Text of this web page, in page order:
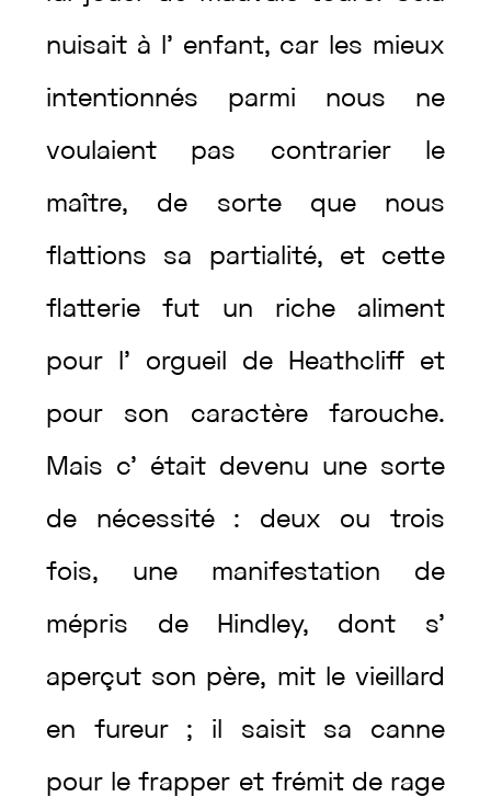
nuisait à l’ enfant, car les mieux
intentionnés parmi nous ne
voulaient pas contrarier le
maître, de sorte que nous
flattions sa partialité, et cette
flatteriefut un riche aliment
pour l’ orgueil de Heathcliff et
pour son caractère farouche.
Mais c’ était devenu une sorte
de nécessité : deux ou trois
fois, une manifestation de
mépris de Hindley, dont s’
aperçut son père, mit le vieillard
en fureur ; il saisit sa canne
pour lefrapper et frémit de rage